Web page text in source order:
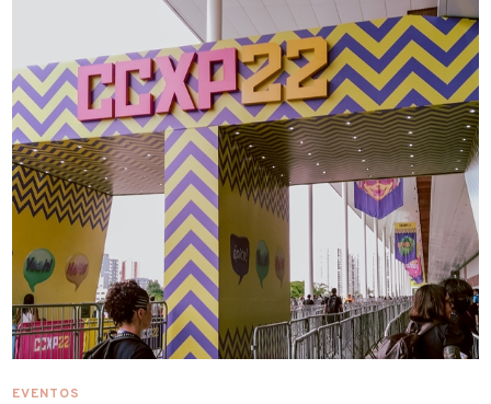
EVENTOS